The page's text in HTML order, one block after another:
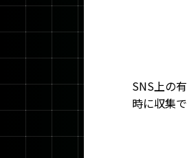
SNS上の
時に収集で